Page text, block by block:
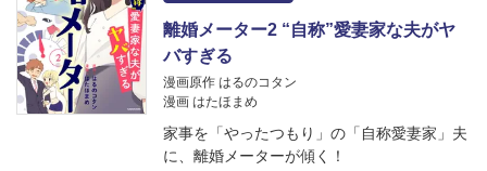
離婚メーター2 “自称”愛妻家な夫がヤ
バすぎる
漫画原作 はるのコタン
漫画 はたほまめ
家事を「やったつもり」の「自称愛妻家」夫
に、離婚メーターが傾く！